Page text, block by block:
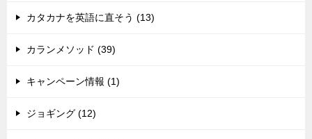
カタカナを英語に直そう (13)
カランメソッド (39)
キャンペーン情報 (1)
ジョギング (12)